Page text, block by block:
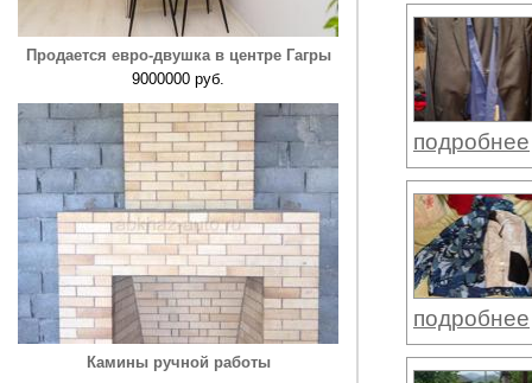
Продается евро-двушка в центре Гагры
9000000 руб.
Камины ручной работы
подробнее
подробнее